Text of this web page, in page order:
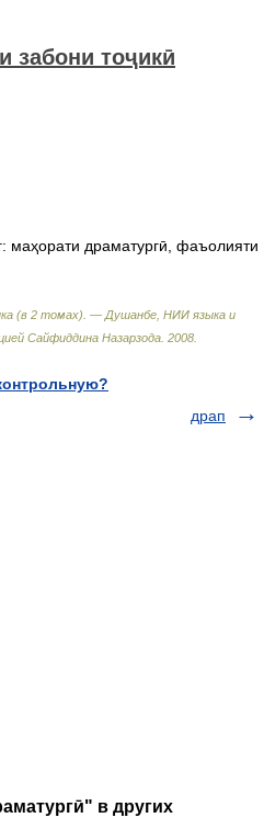
забони тоҷикӣ
маҳорати драматургӣ, фаъолияти
(в 2 томах). — Душанбе, НИИ языка и
Сайфиддина Назарзода 2008
драп
в других